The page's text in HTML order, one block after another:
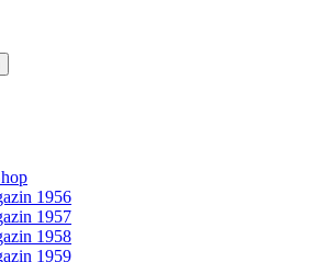
1956
1957
1958
1959